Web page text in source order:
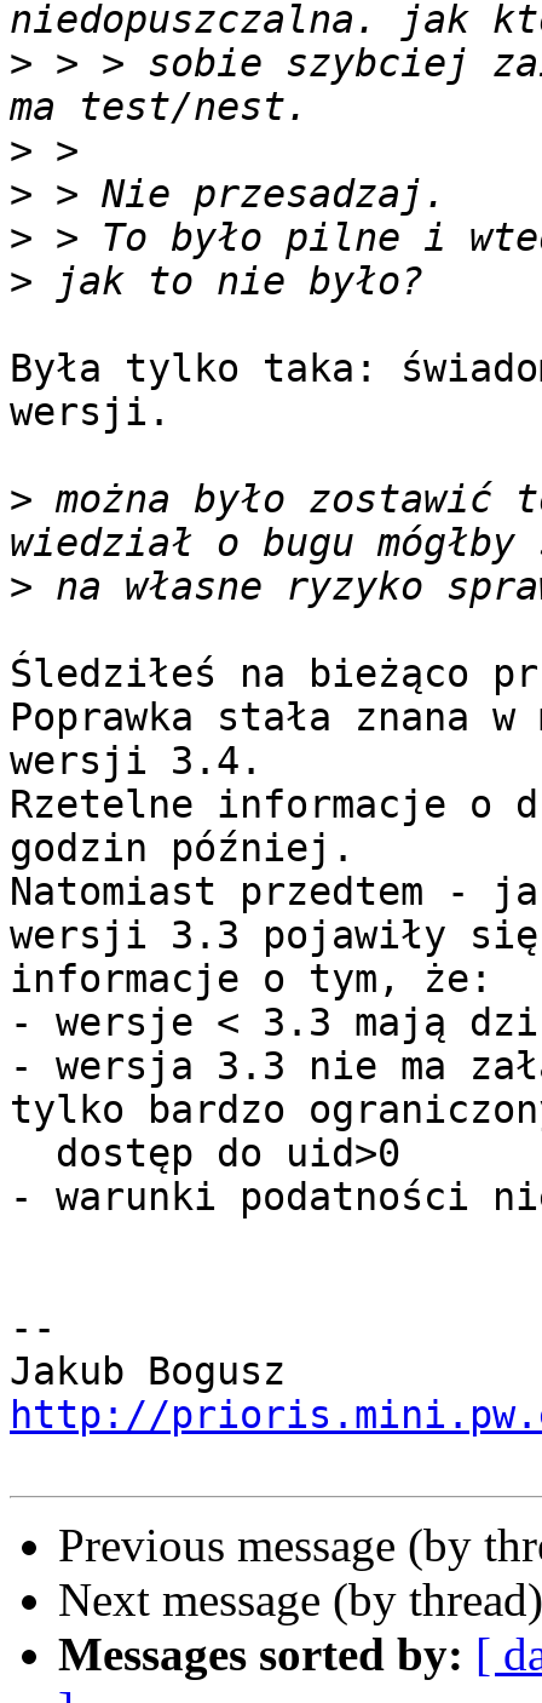
> > > sobie szybciej
>
>
>
>
Była tylko taka:
wersji.
> można było
>
Śledziłeś na bieżąco
Poprawka stała znana w
wersji 3.4.
Rzetelne informacje o
godzin później.
Natomiast przedtem -
wersji 3.3 pojawiły się
informacje o tym, że:
- wersje < 3.3 mają
- wersja 3.3 nie ma
tylko bardzo
- warunki podatności
--
http://
Previous message (by
Next message (by
Messages sorted by: [